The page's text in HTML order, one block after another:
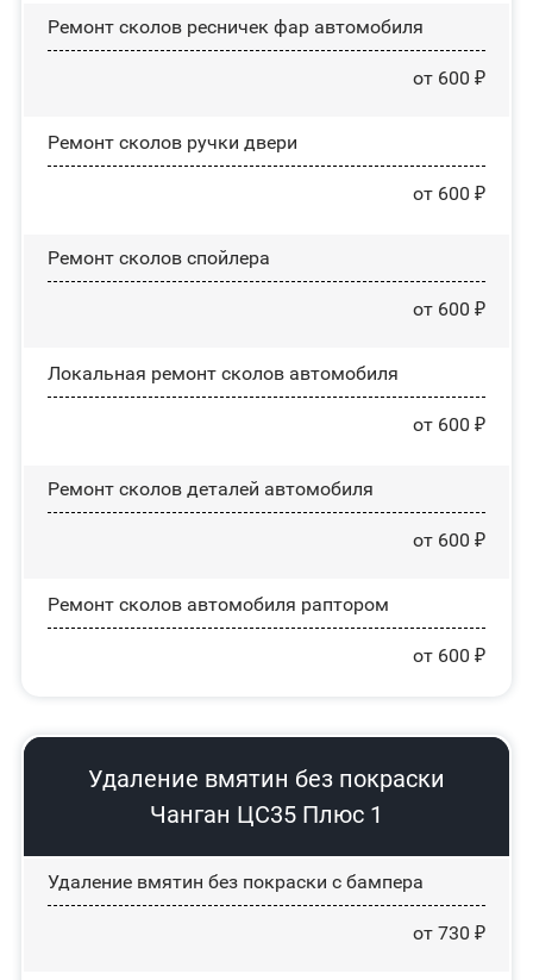
Ремонт сколов ресничек фар автомобиля
от 600 ₽
Ремонт сколов ручки двери
от 600 ₽
Ремонт сколов спойлера
от 600 ₽
Локальная ремонт сколов автомобиля
от 600 ₽
Ремонт сколов деталей автомобиля
от 600 ₽
Ремонт сколов автомобиля раптором
от 600 ₽
Удаление вмятин без покраски
Чанган ЦС35 Плюс 1
Удаление вмятин без покраски с бампера
от 730 ₽